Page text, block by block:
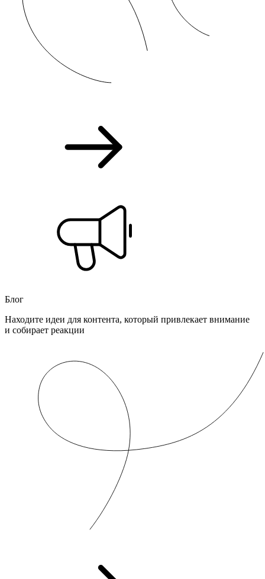
Блог
Находите идеи для контента, который привлекает внимание
и собирает реакции